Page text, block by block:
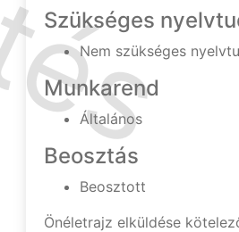
Szükséges
Nem szükséges
Munkarend
Általános
Beosztás
Beosztott
Önéletrajz elküldése